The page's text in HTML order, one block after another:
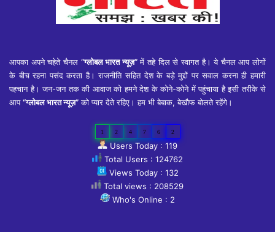
आपका अपने चहेते चैनल “ग्लोबल भारत न्यूज़”में तहे दिल से स्वागत है। ये चैनल आप लोगों
के बीच रहना पसंद करता है। राजनीति सहित देश के बड़े मुद्दों पर सवाल करना ही हमारी
पहचान है। जन-जन तक की आवाज को हमने देश के कोने-कोने में पहुंचाया है इसी तरीके से
आप“ग्लोबल भारत न्यूज़”को प्यार देते रहिए। हम भी बेबाक, बेखौफ बोलते रहेंगे।
1 2 4 7 6 2
Users Today : 119
Total Users : 124762
Views Today : 132
Total views : 208529
Who's Online : 2